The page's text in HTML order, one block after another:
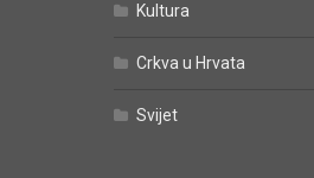
Kultura
Crkva u Hrvata
Svijet